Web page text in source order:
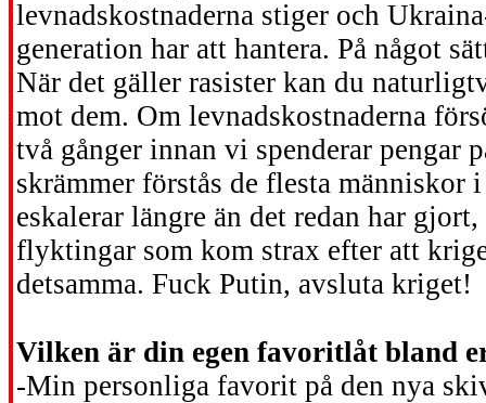
levnadskostnaderna stiger och
generation har att hantera. På något
När det gäller rasister kan du
mot dem. Om levnadskostnaderna
två gånger innan vi spenderar pengar
skrämmer förstås de flesta
eskalerar längre än det redan har
flyktingar som kom strax efter att
detsamma. Fuck Putin, avsluta kriget!
Vilken är din egen favoritlåt bland
-Min personliga favorit på den nya